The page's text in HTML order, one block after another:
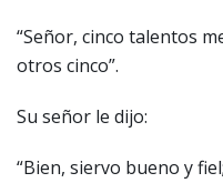
“Señor, cinco talentos
otros cinco”.
Su señor le dijo:
“Bien, siervo bueno y